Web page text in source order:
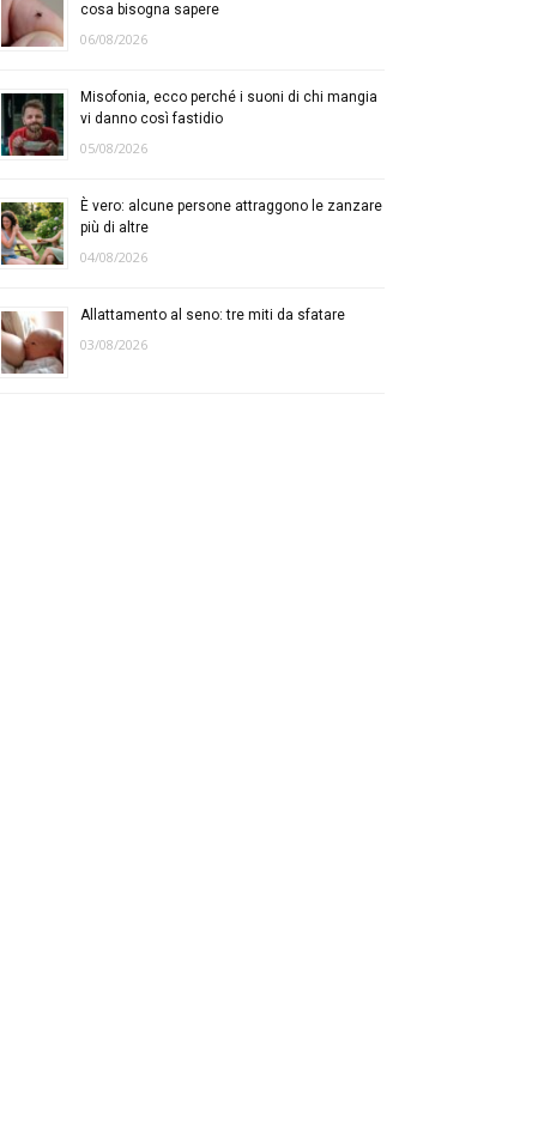
cosa bisogna sapere
06/08/2026
Misofonia, ecco perché i suoni di chi mangia
vi danno così fastidio
05/08/2026
È vero: alcune persone attraggono le zanzare
più di altre
04/08/2026
Allattamento al seno: tre miti da sfatare
03/08/2026